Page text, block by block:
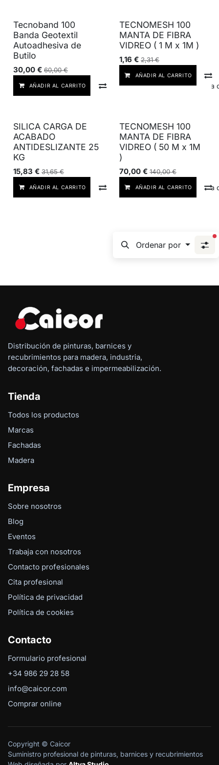
Tecnoband 100
Banda Geotextil
Autoadhesiva de
Butilo
30,00 € 60,00€
AÑADIR AL CARRITO Comparar Añadir a lista
TECNOMESH 100
MANTA DE FIBRA
VIDREO ( 1 M x 1M )
1,16 € 2,31€
AÑADIR AL CARRITO
SILICA CARGA DE
ACABADO
ANTIDESLIZANTE 25
KG
15,83 € 31,65€
AÑADIR AL CARRITO Comparar Añadir a lista
TECNOMESH 100
MANTA DE FIBRA
VIDREO ( 50 M x 1M
)
70,00€ 140,00€
AÑADIR AL CARRITO
Ordenar por
Distribución de pinturas, barnices y
recubrimientos para madera, industria,
decoración, fachadas e impermeabilización.
Tienda
Todos los productos
Marcas
Fachadas
Madera
Empresa
Sobre nosotros
Blog
Eventos
Trabaja con nosotros
Contacto profesionales
Cita profesional
Política de privacidad
Política de cookies
Contacto
Formulario profesional
+34 986 29 28 58
info@caicor.com
Comprar online
Copyright © Caicor
Suministro profesional de pinturas, barnices y recubrimientos